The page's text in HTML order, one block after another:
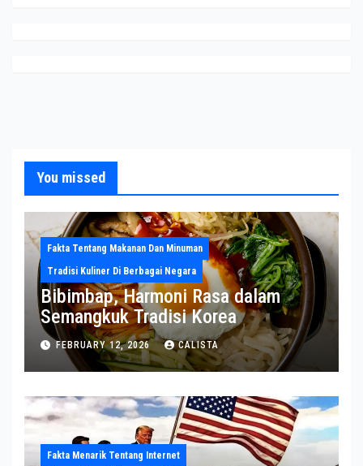
You missed
Fakta Tentang Makanan Dan Minuman
Tradisi Kuliner Di Berbagai Negara
Bibimbap, Harmoni Rasa dalam
Semangkuk Tradisi Korea
FEBRUARY 12, 2026 CALISTA
Fakta Menarik Tentang Internet